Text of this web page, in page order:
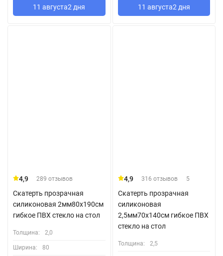
11 августа2 дня 11 августа2 дня
4,9 289 отзывов
Скатерть прозрачная
силиконовая 2мм80x190см
гибкое ПВХ стекло на стол
Толщина: 2,0
Ширина: 80
4,9 316 отзывов 5
Скатерть прозрачная
силиконовая
2,5мм70x140см гибкое ПВХ
стекло на стол
Толщина: 2,5